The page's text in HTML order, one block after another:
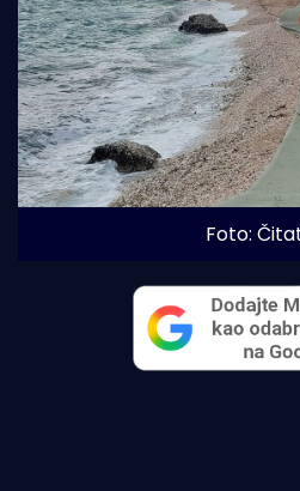
Foto: